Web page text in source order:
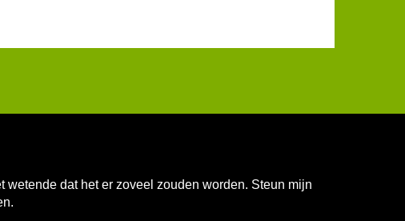
wetende dat het er zoveel zouden worden. Steun mijn